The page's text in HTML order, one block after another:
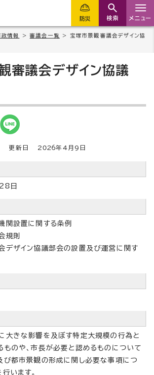
防災 検索 メニュー
政情報 >審議会一覧
> 宝塚市景観審議会デザイン協
審議会デザイン協議
更新日 2026年4月9日
日
関設置に関する条例
規則
デザイン協議部会の設置及び運営に関す
大きな影響を及ぼす特定大規模の行為と
ものや、市長が必要と認めるものについて
び都市景観の形成に関し必要な事項につ
います。